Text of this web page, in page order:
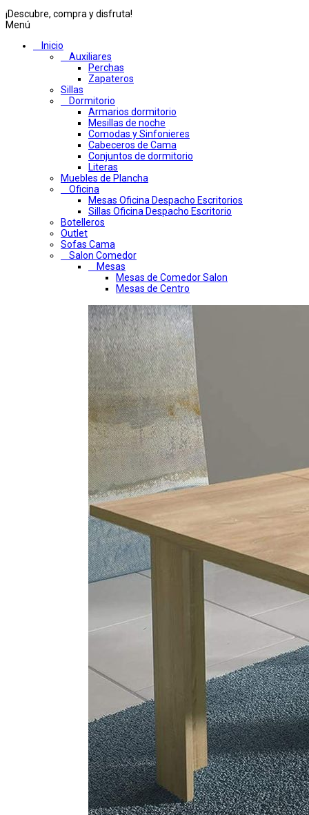
¡Descubre, compra y disfruta!
Menú
Inicio
Auxiliares
Perchas
Zapateros
Sillas
Dormitorio
Armarios dormitorio
Mesillas de noche
Comodas y Sinfonieres
Cabeceros de Cama
Conjuntos de dormitorio
Literas
Muebles de Plancha
Oficina
Mesas Oficina Despacho Escritorios
Sillas Oficina Despacho Escritorio
Botelleros
Outlet
Sofas Cama
Salon Comedor
Mesas
Mesas de Comedor Salon
Mesas de Centro